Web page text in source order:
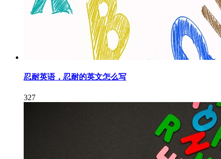
忍耐英语，忍耐的英文怎么写
327